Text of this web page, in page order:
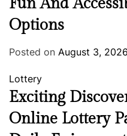
Fun And
Options
Posted on August 3, 2026
Lottery
Exciting
Online Lottery